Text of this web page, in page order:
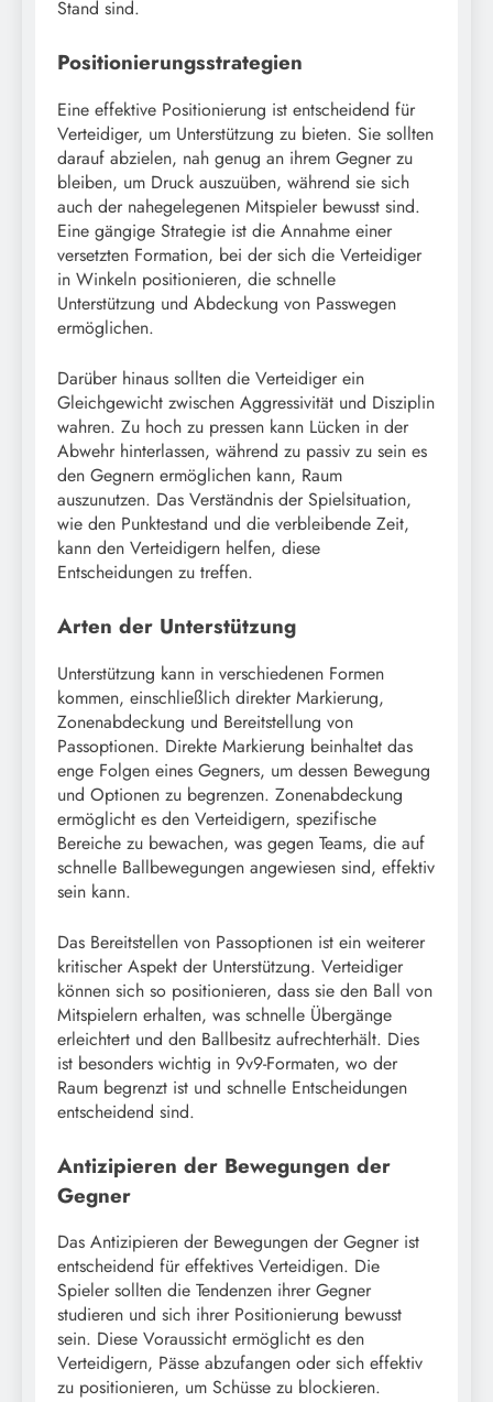
Stand sind.
Positionierungsstrategien
Eine effektive Positionierung ist entscheidend für
Verteidiger, um Unterstützung zu bieten. Sie sollten
darauf abzielen, nah genug an ihrem Gegner zu
bleiben, um Druck auszuüben, während sie sich
auch der nahegelegenen Mitspieler bewusst sind.
Eine gängige Strategie ist die Annahme einer
versetzten Formation, bei der sich die Verteidiger
in Winkeln positionieren, die schnelle
Unterstützung und Abdeckung von Passwegen
ermöglichen.
Darüber hinaus sollten die Verteidiger ein
Gleichgewicht zwischen Aggressivität und Disziplin
wahren. Zu hoch zu pressen kann Lücken in der
Abwehr hinterlassen, während zu passiv zu sein es
den Gegnern ermöglichen kann, Raum
auszunutzen. Das Verständnis der Spielsituation,
wie den Punktestand und die verbleibende Zeit,
kann den Verteidigern helfen, diese
Entscheidungen zu treffen.
Arten der Unterstützung
Unterstützung kann in verschiedenen Formen
kommen, einschließlich direkter Markierung,
Zonenabdeckung und Bereitstellung von
Passoptionen. Direkte Markierung beinhaltet das
enge Folgen eines Gegners, um dessen Bewegung
und Optionen zu begrenzen. Zonenabdeckung
ermöglicht es den Verteidigern, spezifische
Bereiche zu bewachen, was gegen Teams, die auf
schnelle Ballbewegungen angewiesen sind, effektiv
sein kann.
Das Bereitstellen von Passoptionen ist ein weiterer
kritischer Aspekt der Unterstützung. Verteidiger
können sich so positionieren, dass sie den Ball von
Mitspielern erhalten, was schnelle Übergänge
erleichtert und den Ballbesitz aufrechterhält. Dies
ist besonders wichtig in 9v9-Formaten, wo der
Raum begrenzt ist und schnelle Entscheidungen
entscheidend sind.
Antizipieren der Bewegungen der
Gegner
Das Antizipieren der Bewegungen der Gegner ist
entscheidend für effektives Verteidigen. Die
Spieler sollten die Tendenzen ihrer Gegner
studieren und sich ihrer Positionierung bewusst
sein. Diese Voraussicht ermöglicht es den
Verteidigern, Pässe abzufangen oder sich effektiv
zu positionieren, um Schüsse zu blockieren.